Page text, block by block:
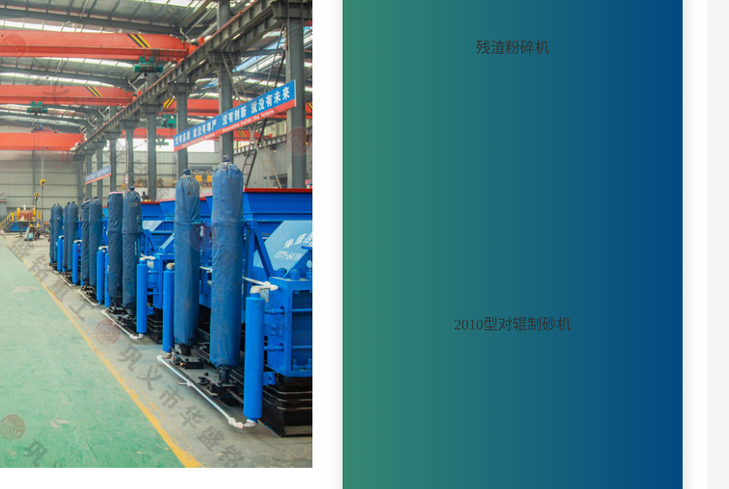
残渣粉碎机
2010型对辊制砂机